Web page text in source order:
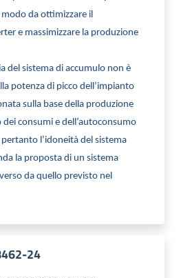
da ottimizzare il
e massimizzare la produzione
del sistema di accumulo non è
potenza di picco dell’impianto
sulla base della produzione
consumi e dell’autoconsumo
l’idoneità del sistema
la proposta di un sistema
da quello previsto nel
24